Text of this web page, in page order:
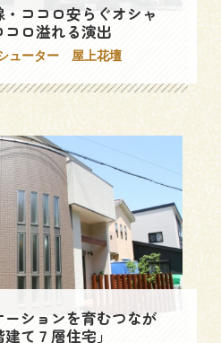
ココロ安らぐオシャ
ロ溢れる演出
ューター 屋上花壇
ションを育むつなが
て７層住宅」